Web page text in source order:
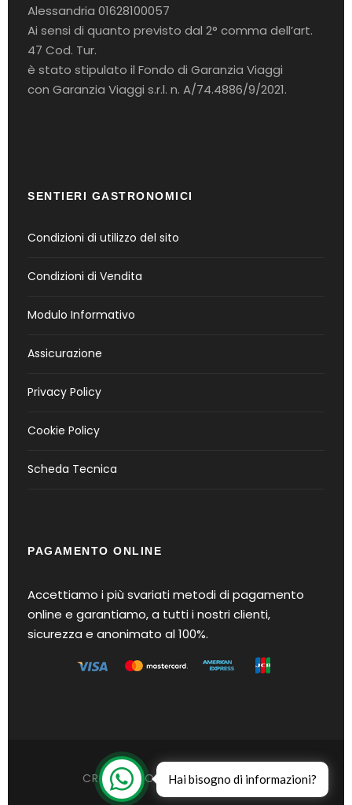
Alessandria 01628100057
Ai sensi di quanto previsto dal 2° comma dell’art.
47 Cod. Tur.
è stato stipulato il Fondo di Garanzia Viaggi
con Garanzia Viaggi s.r.l. n. A/74.4886/9/2021.
SENTIERI GASTRONOMICI
Condizioni di utilizzo del sito
Condizioni di Vendita
Modulo Informativo
Assicurazione
Privacy Policy
Cookie Policy
Scheda Tecnica
PAGAMENTO ONLINE
Accettiamo i più svariati metodi di pagamento
online e garantiamo, a tutti i nostri clienti,
sicurezza e anonimato al 100%.
CREATO CON IL IN PIEMONTE
Hai bisogno di informazioni?